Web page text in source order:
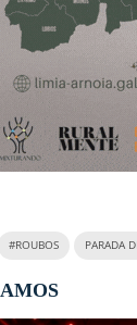
#ROUBOS PARADA